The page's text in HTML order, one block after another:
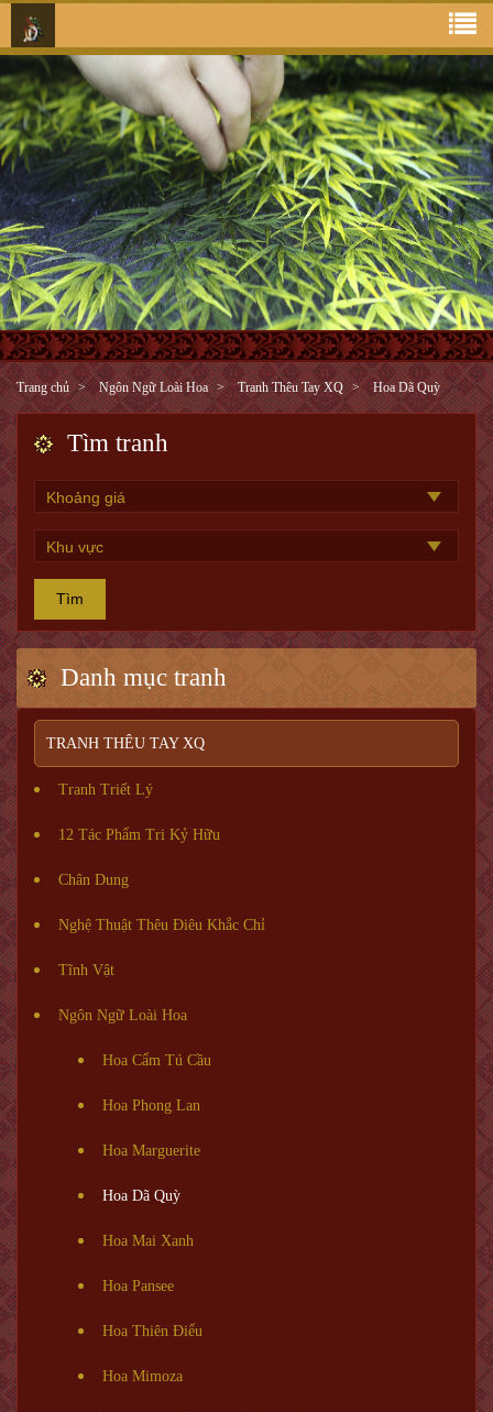
Trang chủ Ngôn Ngữ Loài Hoa Tranh Thêu Tay XQ Hoa Dã Quỳ
Tìm tranh
Tìm
Danh mục tranh
TRANH THÊU TAY XQ
Tranh Triết Lý
12 Tác Phẩm Tri Kỷ Hữu
Chân Dung
Nghệ Thuật Thêu Điêu Khắc Chỉ
Tĩnh Vật
Ngôn Ngữ Loài Hoa
Hoa Cẩm Tú Cầu
Hoa Phong Lan
Hoa Marguerite
Hoa Dã Quỳ
Hoa Mai Xanh
Hoa Pansee
Hoa Thiên Điểu
Hoa Mimoza